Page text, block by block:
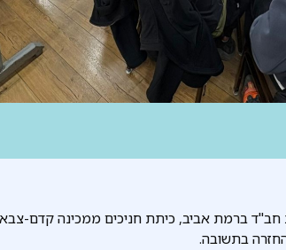
חב"ד ברמת אביב, כיתת חניכים ממכינה קדם-
בתשובה.